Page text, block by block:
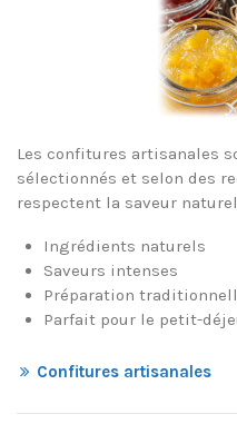
Les confitures artisanales
sélectionnés et selon des
respectent la saveur
Ingrédients naturels
Saveurs intenses
Préparation
Parfait pour le petit-
Confitures artisanales